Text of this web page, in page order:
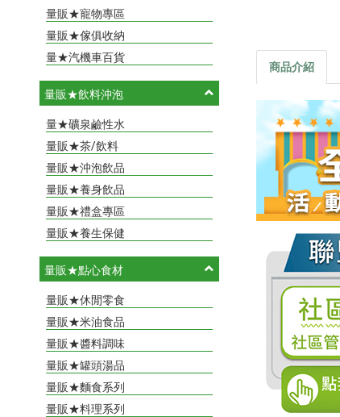
商品介紹
量販★寵物專區
量販★傢俱收納
量★汽機車百貨
量販★飲料沖泡
量★礦泉鹼性水
量販★茶/飲料
量販★沖泡飲品
量販★養身飲品
量販★禮盒專區
量販★養生保健
量販★點心食材
量販★休閒零食
量販★米油食品
量販★醬料調味
量販★罐頭湯品
量販★麵食系列
量販★料理系列